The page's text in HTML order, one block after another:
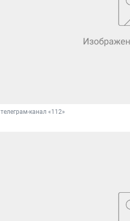
телеграм-канал «112»